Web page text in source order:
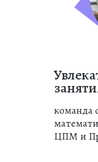
команда
ЦПМ и